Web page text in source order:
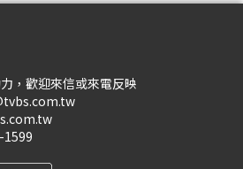
，歡迎來信或來電反映